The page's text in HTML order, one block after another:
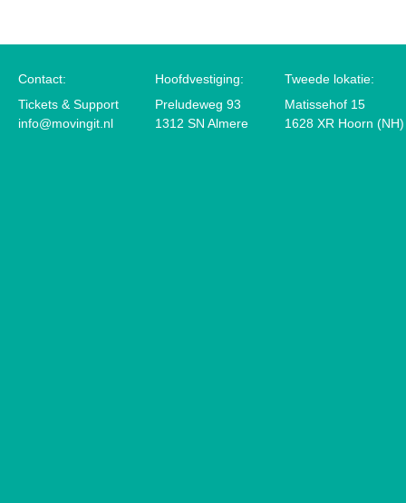
Contact:
Tickets & Support
info@movingit.nl
Hoofdvestiging:
Preludeweg 93
1312 SN Almere
Tweede lokatie:
Matissehof 15
1628 XR Hoorn (NH)